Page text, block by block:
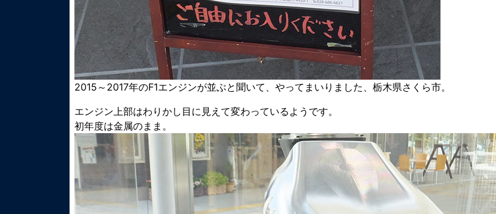
2015～2017年のF1エンジンが並ぶと聞いて、やってまいりました、栃木県さくら市。
エンジン上部はわりかし目に見えて変わっているようです。
初年度は金属のまま。